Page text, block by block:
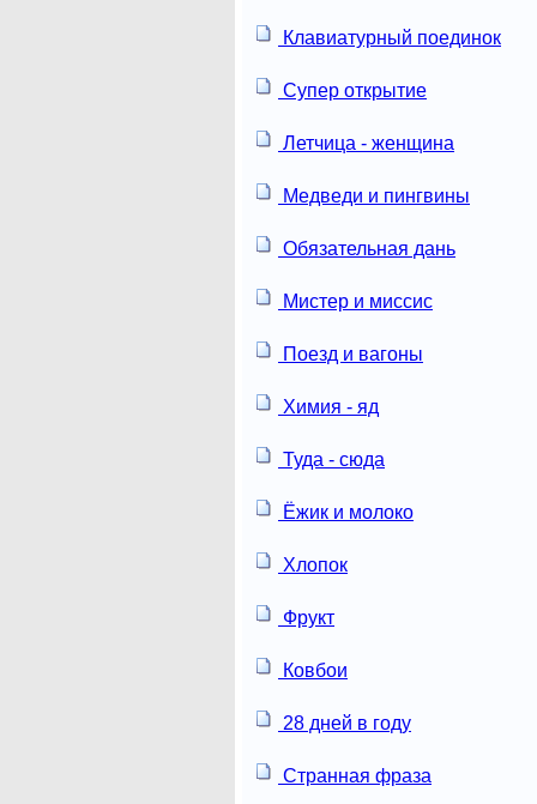
Клавиатурный поединок
Супер открытие
Летчица - женщина
Медведи и пингвины
Обязательная дань
Мистер и миссис
Поезд и вагоны
Химия - яд
Туда - сюда
Ёжик и молоко
Хлопок
Фрукт
Ковбои
28 дней в году
Странная фраза